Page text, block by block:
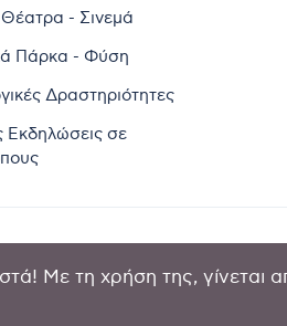
Θέατρα - Σινεμά
Πάρκα - Φύση
Δραστηριότητες
Εκδηλώσεις σε
Με τη χρήση της, γίνεται